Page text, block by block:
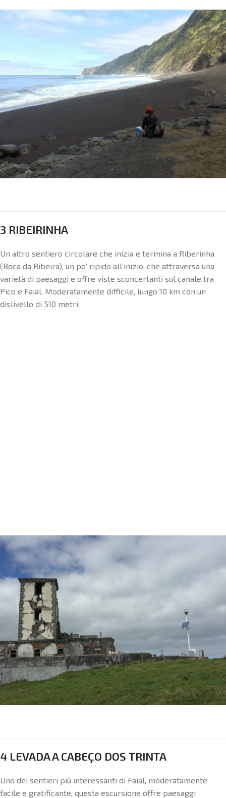
3 RIBEIRINHA
Un altro sentiero circolare che inizia e termina a Riberinha
(Boca da Ribeira), un po’ ripido all’inizio, che attraversa una
varietà di paesaggi e offre viste sconcertanti sul canale tra
Pico e Faial. Moderatamente difficile, lungo 10 km con un
dislivello di 510 metri.
4 LEVADA A CABEÇO DOS TRINTA
Uno dei sentieri più interessanti di Faial, moderatamente
facile e gratificante, questa escursione offre paesaggi